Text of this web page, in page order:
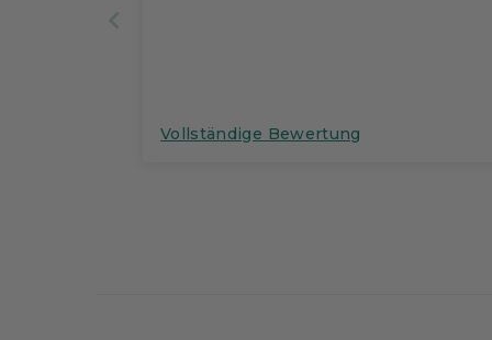
Vollständige Bewertung